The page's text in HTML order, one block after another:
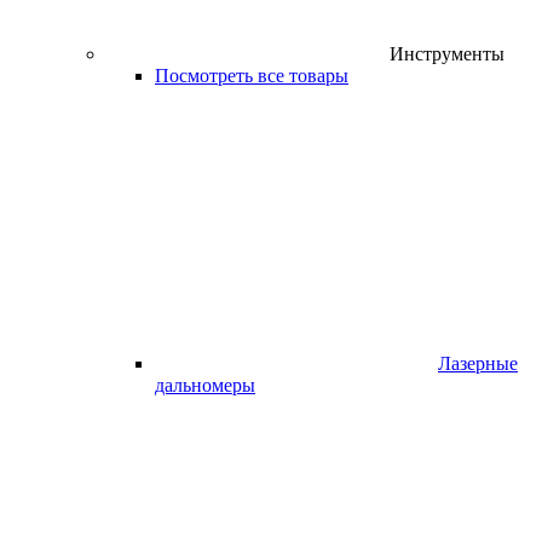
Инструменты
Посмотреть все товары
Лазерные
дальномеры